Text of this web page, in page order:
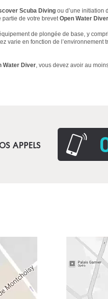
Scuba Diving ou d’une initiation
partie de votre brevetOpen Water Diver
de plongée de base, y
varie en fonction de l’environnement
Water Diver, vous devez avoir au
APPELS